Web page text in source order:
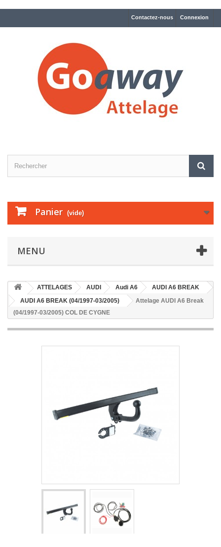
Connexion
Contactez-nous
Panier (vide)
MENU
ATTELAGES AUDI Audi A6
AUDI A6 BREAK
AUDI A6 BREAK (04/1997-03/2005)
Attelage AUDI A6 Break
(04/1997-03/2005) COL DE CYGNE